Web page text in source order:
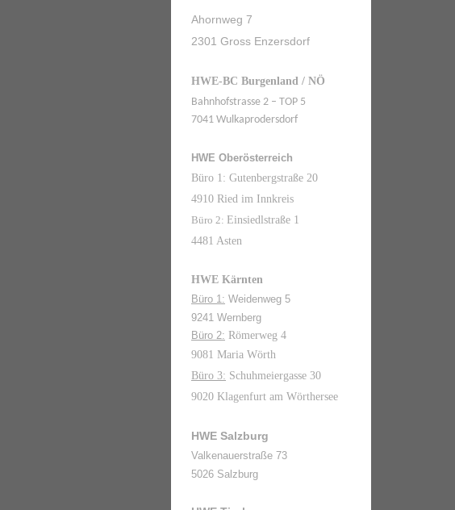
Ahornweg 7
2301 Gross Enzersdorf
HWE-BC Burgenland / NÖ
Bahnhofstrasse 2 – TOP 5
7041 Wulkaprodersdorf
HWE Oberösterreich
Büro 1: Gutenbergstraße 20
4910 Ried im Innkreis
Büro 2: Einsiedlstraße 1
4481 Asten
HWE Kärnten
Büro 1: Weidenweg 5
9241 Wernberg
Büro 2: Römerweg 4
9081 Maria Wörth
Büro 3: Schuhmeiergasse 30
9020 Klagenfurt am Wörthersee
HWE Salzburg
Valkenauerstraße 73
5026 Salzburg